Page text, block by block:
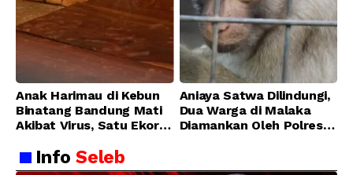
Anak Harimau di Kebun
Binatang Bandung Mati
Akibat Virus, Satu Ekor
Membaik
Aniaya Satwa Dilindungi,
Dua Warga di Malaka
Diamankan Oleh Polres
InfoSeleb